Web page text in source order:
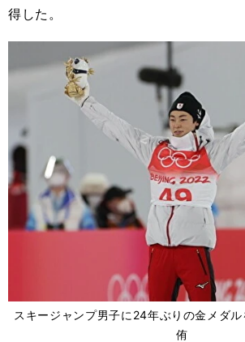
得した。
スキージャンプ男子に24年ぶりの金メダ
侑